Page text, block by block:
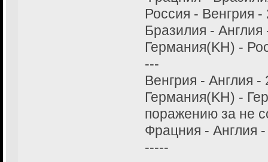
Россия - Венгрия -
Бразилия - Англия
Германия(KH) -
---
Венгрия - Англия -
Германия(KH) -
поражению за не
Фрацния - Англия
-----